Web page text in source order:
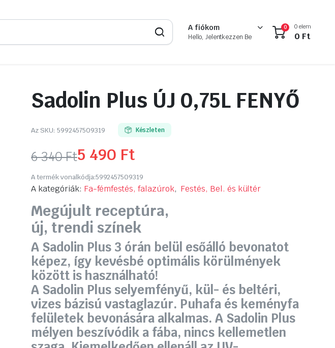
A fiókom
Hello, Jelentkezzen Be
0 0 elem
0 Ft
Sadolin Plus ÚJ 0,75L FENYŐ
Az SKU: 5992457509319 Készleten
6 340Ft
Original
price
was:
6
340 Ft.
5 490 Ft
Current
price
is:
5
490 Ft.
A termék vonalkódja:5992457509319
A kategóriák: Fa-fémfestés, falazúrok, Festés, Bel. és kültér
Megújult receptúra,
új, trendi színek
A Sadolin Plus 3 órán belül esőálló bevonatot
képez, így kevésbé optimális körülmények
között is használható!
A Sadolin Plus selyemfényű, kül- és beltéri,
vizes bázisú vastaglazúr. Puhafa és keményfa
felületek bevonására alkalmas. A Sadolin Plus
mélyen beszívódik a fába, nincs kellemetlen